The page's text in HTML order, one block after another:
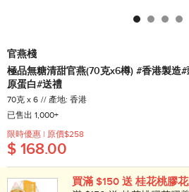
官燕棧
極品無糖清甜官燕(70克x6樽) #香港製造
原蛋白#送禮
70克 x 6
產地: 香港
已售出 1,000+
限時優惠 | 原價$258
$ 168.00
買滿 $150 送 桂花桃膠